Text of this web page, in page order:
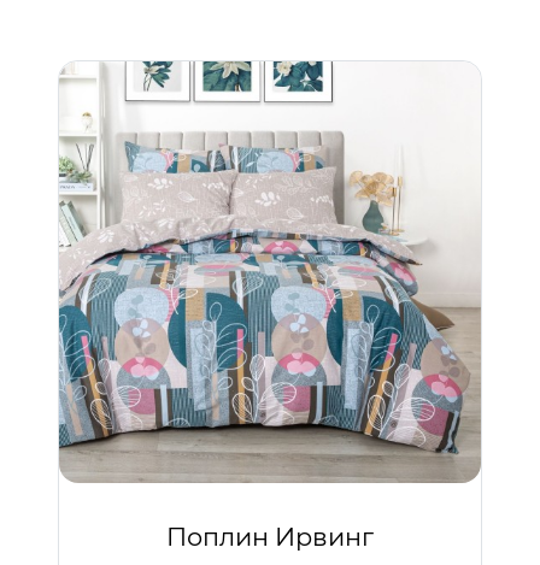
Поплин Ирвинг